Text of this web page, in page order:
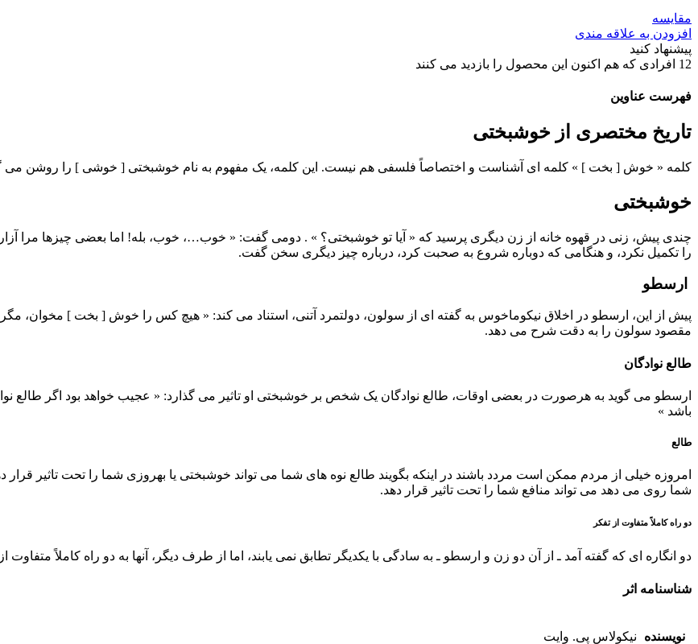
مقایسه
افزودن به علاقه مندی
پیشنهاد کنید
12 افرادی که هم اکنون این محصول را بازدید می کنند
فهرست عناوین
تاریخ مختصری از خوشبختی
کلمه « خوش [ بخت ] » کلمه ای آشناست و اختصاصاً فلسفی هم نیست. این کلمه، یک مفهوم به نام خوشبختی [ خوشی ] را روشن می
خوشبختی
چندی پیش، زنی در قهوه خانه از زن دیگری پرسید که « آیا تو خوشبختی؟ » . دومی گفت: « خوب…، خوب، بله! اما بعضی چیزها مرا
را تکمیل نکرد، و هنگامی که دوباره شروع به صحبت کرد، درباره چیز دیگری سخن گفت.
ارسطو
پیش از این، ارسطو در اخلاق نیکوماخوس به گفته ای از سولون، دولتمرد آتنی، استناد می کند: « هیچ کس را خوش [ بخت ] مخوان،
مقصود سولون را به دقت شرح می دهد.
طالع نوادگان
ارسطو می گوید به هرصورت در بعضی اوقات، طالع نوادگان یک شخص بر خوشبختی او تاثیر می گذارد: « عجیب خواهد بود اگر طالع
باشد »
طالع
امروزه خیلی از مردم ممکن است مردد باشند در اینکه بگویند طالع نوه های شما می تواند خوشبختی یا بهروزی شما را تحت تاثیر
شما روی می دهد می تواند منافع شما را تحت تاثیر قرار دهد.
دو راه کاملاً متفاوت از تفکر
دو انگاره ای که گفته آمد ـ از آن دو زن و ارسطو ـ به سادگی با یکدیگر تطابق نمی یابند، اما از طرف دیگر، آنها به دو راه کاملاً متفاوت از
شناسنامه اثر
نویسنده نیکولاس پی. وایت